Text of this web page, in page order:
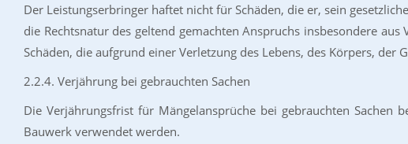
Der Leistungserbringer haftet nicht für Schäden, die er, sein
die Rechtsnatur des geltend gemachten Anspruchs insbesondere
Schäden, die aufgrund einer Verletzung des Lebens, des Körpers,
2.2.4. Verjährung bei gebrauchten Sachen
Die Verjährungsfrist für Mängelansprüche bei gebrauchten
Bauwerk verwendet werden.